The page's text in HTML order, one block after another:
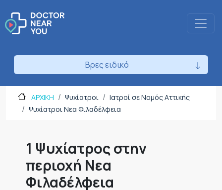
Βρες ειδικό
ΑΡΧΙΚΗ Ψυχίατροι
Ιατροί σε Νομός Αττικής
Ψυχίατροι Νεα Φιλαδέλφεια
1 Ψυχίατρος στην
περιοχή Νεα
Φιλαδέλφεια